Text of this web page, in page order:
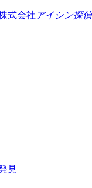
式会社 アイシン探
見